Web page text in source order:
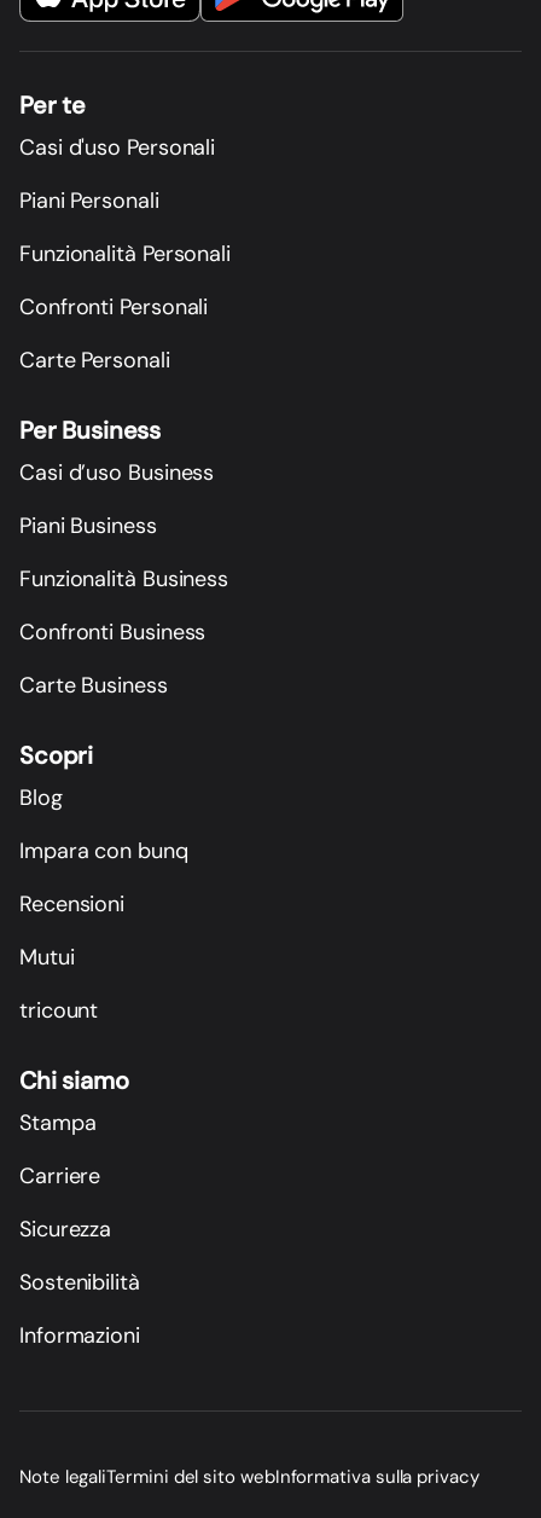
Per te
Casi d'uso Personali
Piani Personali
Funzionalità Personali
Confronti Personali
Carte Personali
Per Business
Casi d’uso Business
Piani Business
Funzionalità Business
Confronti Business
Carte Business
Scopri
Blog
Impara con bunq
Recensioni
Mutui
tricount
Chi siamo
Stampa
Carriere
Sicurezza
Sostenibilità
Informazioni
Note legaliTermini del sito webInformativa sulla privacy